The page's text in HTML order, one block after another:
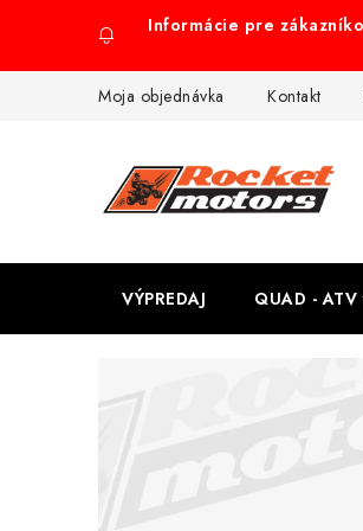
obsah
Moja objednávka Kontakt
VÝPREDAJ QUAD - ATV
t